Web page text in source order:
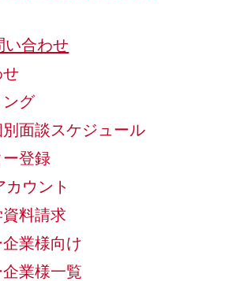
い合わせ
せ
ング
面談スケジュール
ー登録
カウント
料請求
業様向け
業様一覧